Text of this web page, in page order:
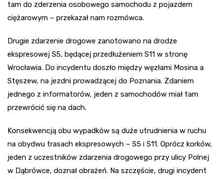
tam do zderzenia osobowego samochodu z pojazdem
ciężarowym – przekazał nam rozmówca.
Drugie zdarzenie drogowe zanotowano na drodze
ekspresowej S5, będącej przedłużeniem S11 w stronę
Wrocławia. Do incydentu doszło między węzłami Mosina a
Stęszew, na jezdni prowadzącej do Poznania. Zdaniem
jednego z informatorów, jeden z samochodów miał tam
przewrócić się na dach.
Konsekwencją obu wypadków są duże utrudnienia w ruchu
na obydwu trasach ekspresowych – S5 i S11. Oprócz korków,
jeden z uczestników zdarzenia drogowego przy ulicy Polnej
w Dąbrówce, doznał obrażeń. Na szczęście, drugi incydent